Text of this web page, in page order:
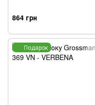
864 грн
Подарок